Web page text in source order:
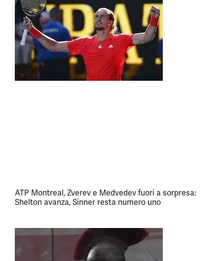
ATP Montreal, Zverev e Medvedev fuori a sorpresa:
Shelton avanza, Sinner resta numero uno